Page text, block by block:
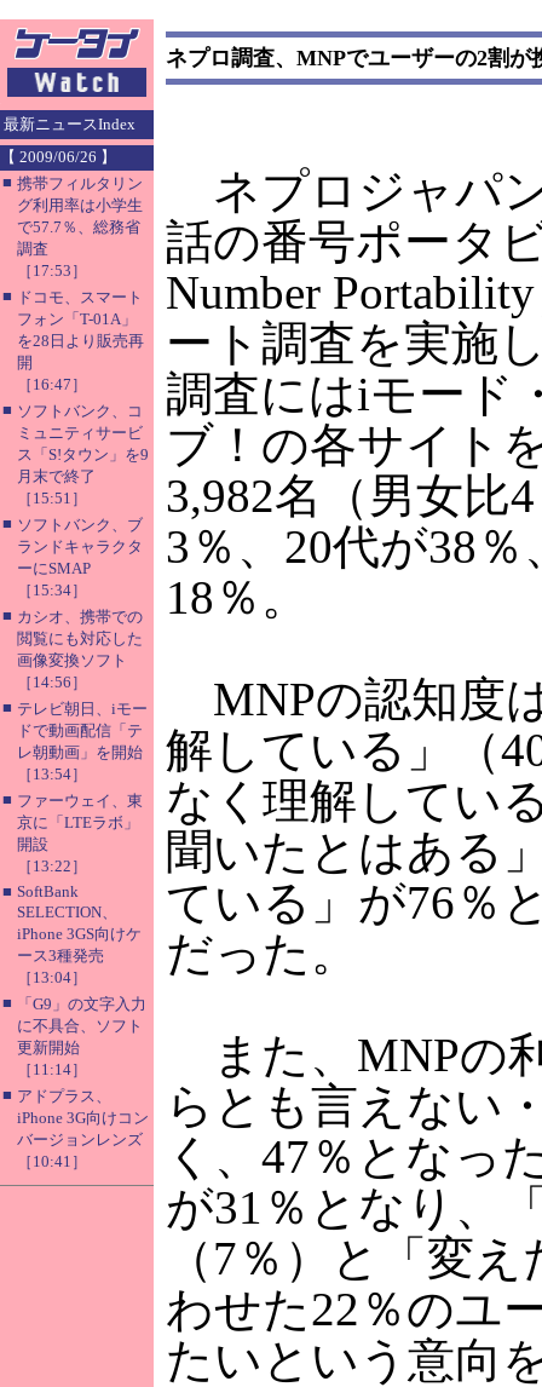
最新ニュースIndex
【 2009/06/26 】
■ 携帯フィルタリン
グ利用率は小学生
で57.7％、総務省
調査
［17:53］
■ ドコモ、スマート
フォン「T-01A」
を28日より販売再
開
［16:47］
■ ソフトバンク、コ
ミュニティサービ
ス「S!タウン」を9
月末で終了
［15:51］
■ ソフトバンク、ブ
ランドキャラクタ
ーにSMAP
［15:34］
■ カシオ、携帯での
閲覧にも対応した
画像変換ソフト
［14:56］
■ テレビ朝日、iモー
ドで動画配信「テ
レ朝動画」を開始
［13:54］
■ ファーウェイ、東
京に「LTEラボ」
開設
［13:22］
■ SoftBank
SELECTION、
iPhone 3GS向けケ
ース3種発売
［13:04］
■
「G9」の文字入力
に不具合、ソフト
更新開始
［11:14］
■ アドプラス、
iPhone 3G向けコン
バージョンレンズ
［10:41］
ネプロ調査、MNPでユーザーの2割が
ネプロジャパ
話の番号ポータ
Number
ート調査を実施
調査にはiモード
ブ！の各サイト
3,982名（男女比
3％、20代が38
18％。
MNPの認知度
解している」（
なく理解してい
聞いたとはある
ている」が76％
だった。
また、MNPの
らとも言えない
く、47％となっ
が31％となり、
（7％）と「変
わせた22％のユ
たいという意向